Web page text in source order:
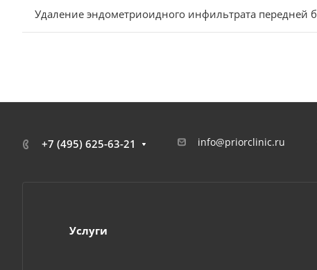
Удаление эндометриоидного инфильтрата передней
+7 (495) 625-63-21 info@priorclinic.ru
Услуги